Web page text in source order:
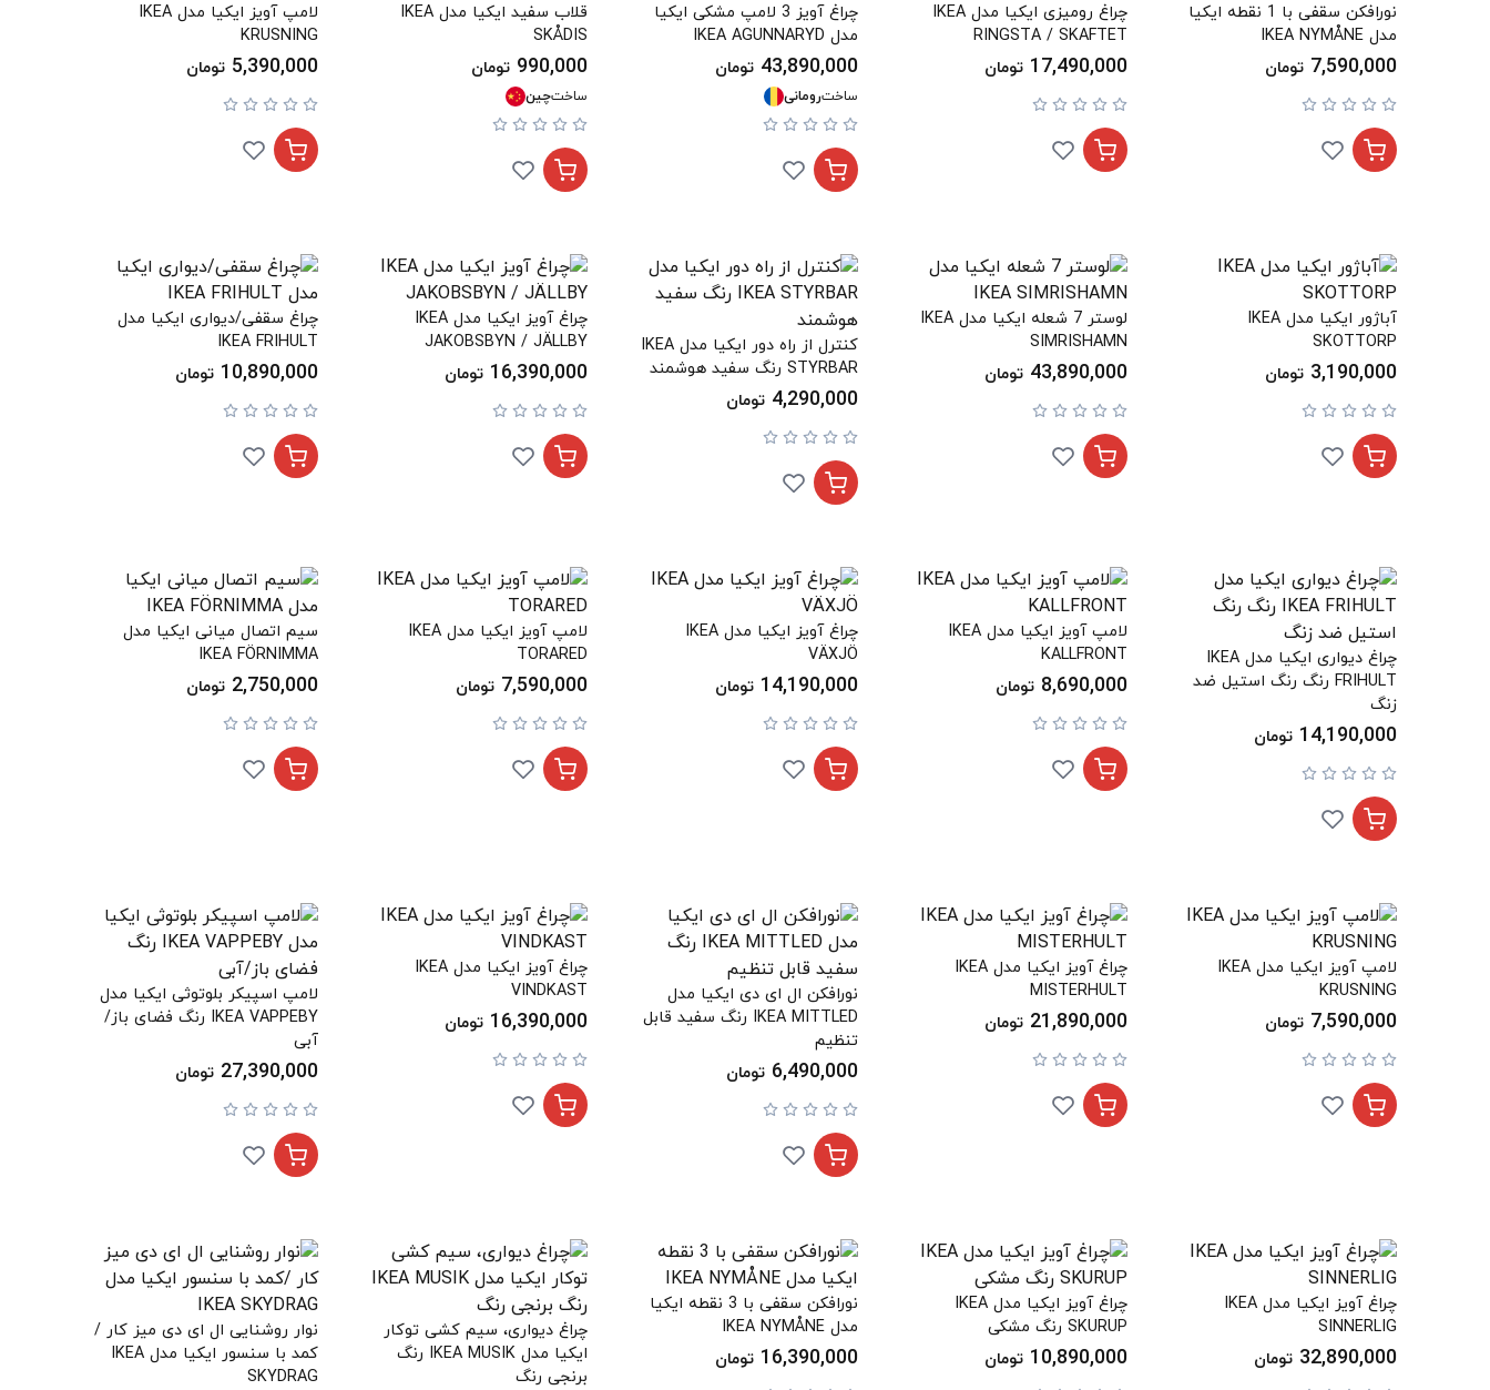
نورافکن سقفی با 1 نقطه ایکیا
مدل IKEA NYMÅNE
7,590,000 تومان
چراغ رومیزی ایکیا مدل IKEA
RINGSTA / SKAFTET
17,490,000 تومان
چراغ آویز 3 لامپ مشکی ایکیا
مدل IKEA AGUNNARYD
43,890,000 تومان
ساخترومانی
قلاب سفید ایکیا مدل IKEA
SKÅDIS
990,000 تومان
ساختچین
لامپ آویز ایکیا مدل IKEA
KRUSNING
5,390,000 تومان
آباژور ایکیا مدل IKEA
SKOTTORP
3,190,000 تومان
لوستر 7 شعله ایکیا مدل IKEA
SIMRISHAMN
43,890,000 تومان
کنترل از راه دور ایکیا مدل IKEA
STYRBAR رنگ سفید هوشمند
4,290,000 تومان
چراغ آویز ایکیا مدل IKEA
JAKOBSBYN / JÄLLBY
16,390,000 تومان
چراغ سقفی/دیواری ایکیا مدل
IKEA FRIHULT
10,890,000 تومان
چراغ دیواری ایکیا مدل IKEA
FRIHULT رنگ رنگ استیل ضد
زنگ
14,190,000 تومان
لامپ آویز ایکیا مدل IKEA
KALLFRONT
8,690,000 تومان
چراغ آویز ایکیا مدل IKEA
VÄXJÖ
14,190,000 تومان
لامپ آویز ایکیا مدل IKEA
TORARED
7,590,000 تومان
سیم اتصال میانی ایکیا مدل
IKEA FÖRNIMMA
2,750,000 تومان
لامپ آویز ایکیا مدل IKEA
KRUSNING
7,590,000 تومان
چراغ آویز ایکیا مدل IKEA
MISTERHULT
21,890,000 تومان
نورافکن ال ای دی ایکیا مدل
IKEA MITTLED رنگ سفید قابل
تنظیم
6,490,000 تومان
چراغ آویز ایکیا مدل IKEA
VINDKAST
16,390,000 تومان
لامپ اسپیکر بلوتوثی ایکیا مدل
IKEA VAPPEBY رنگ فضای باز/
آبی
27,390,000 تومان
چراغ آویز ایکیا مدل IKEA
SINNERLIG
32,890,000 تومان
چراغ آویز ایکیا مدل IKEA
SKURUP رنگ مشکی
10,890,000 تومان
نورافکن سقفی با 3 نقطه ایکیا
مدل IKEA NYMÅNE
16,390,000 تومان
چراغ دیواری، سیم کشی توکار
ایکیا مدل IKEA MUSIK رنگ
برنجی رنگ
نوار روشنایی ال ای دی میز کار /
کمد با سنسور ایکیا مدل IKEA
SKYDRAG